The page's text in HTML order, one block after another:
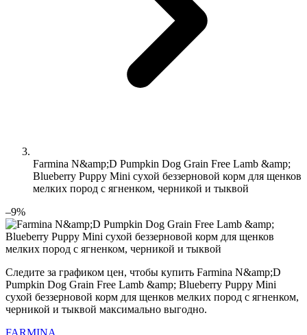
Farmina N&amp;D Pumpkin Dog Grain Free Lamb &amp;
Blueberry Puppy Mini сухой беззерновой корм для щенков
мелких пород с ягненком, черникой и тыквой
–9%
Следите за графиком цен, чтобы купить Farmina N&amp;D
Pumpkin Dog Grain Free Lamb &amp; Blueberry Puppy Mini
сухой беззерновой корм для щенков мелких пород с ягненком,
черникой и тыквой максимально выгодно.
FARMINA